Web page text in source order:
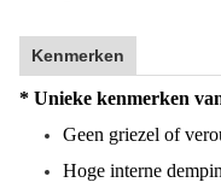
Kenmerken
* Unieke kenmerken
Geen griezel of
Hoge interne